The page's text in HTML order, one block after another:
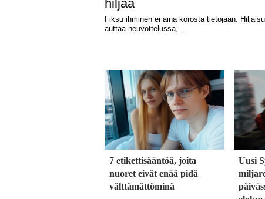
7 etikettisääntöä, joita
nuoret eivät enää pidä
välttämättöminä
Uusi